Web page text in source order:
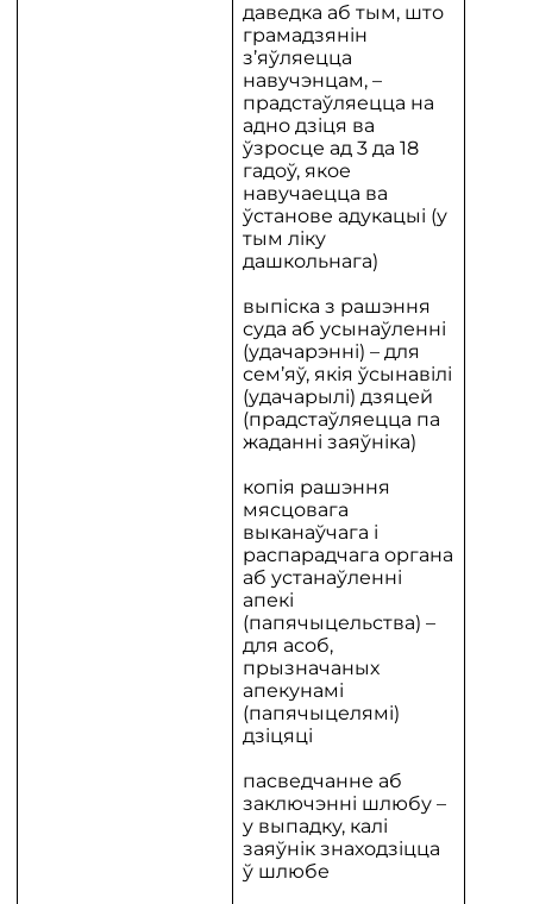
даведка аб тым, што
грамадзянін
з’яўляецца
навучэнцам, –
прадстаўляецца на
адно дзіця ва
ўзросце ад 3 да 18
гадоў, якое
навучаецца ва
ўстанове адукацыі (у
тым ліку
дашкольнага)
выпіска з рашэння
суда аб усынаўленні
(удачарэнні) – для
сем’яў, якія ўсынавілі
(удачарылі) дзяцей
(прадстаўляецца па
жаданні заяўніка)
копія рашэння
мясцовага
выканаўчага і
распарадчага органа
аб устанаўленні
апекі
(папячыцельства) –
для асоб,
прызначаных
апекунамі
(папячыцелямі)
дзіцяці
пасведчанне аб
заключэнні шлюбу –
у выпадку, калі
заяўнік знаходзіцца
ў шлюбе